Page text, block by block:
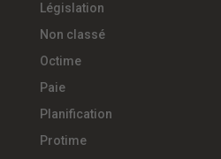
Législation
Non classé
Octime
Paie
Planification
Protime